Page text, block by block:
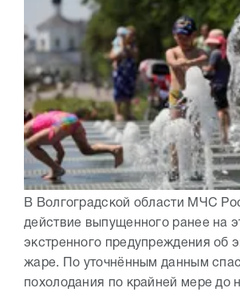
В Волгоградской области МЧС
действие выпущенного ранее на
экстренного предупреждения об
жаре. По уточнённым данным
похолодания по крайней мере до